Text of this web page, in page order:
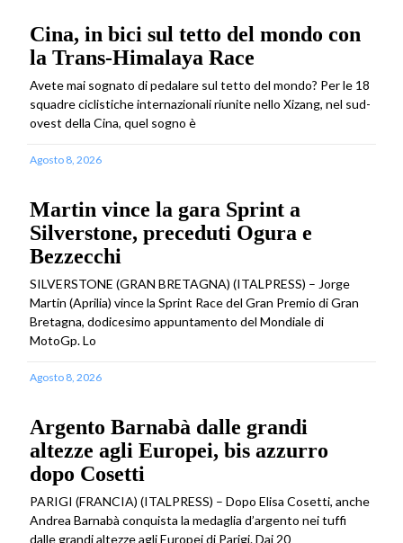
Cina, in bici sul tetto del mondo con
la Trans-Himalaya Race
Avete mai sognato di pedalare sul tetto del mondo? Per le 18
squadre ciclistiche internazionali riunite nello Xizang, nel sud-
ovest della Cina, quel sogno è
Agosto 8, 2026
Martin vince la gara Sprint a
Silverstone, preceduti Ogura e
Bezzecchi
SILVERSTONE (GRAN BRETAGNA) (ITALPRESS) – Jorge
Martin (Aprilia) vince la Sprint Race del Gran Premio di Gran
Bretagna, dodicesimo appuntamento del Mondiale di
MotoGp. Lo
Agosto 8, 2026
Argento Barnabà dalle grandi
altezze agli Europei, bis azzurro
dopo Cosetti
PARIGI (FRANCIA) (ITALPRESS) – Dopo Elisa Cosetti, anche
Andrea Barnabà conquista la medaglia d’argento nei tuffi
dalle grandi altezze agli Europei di Parigi. Dai 20